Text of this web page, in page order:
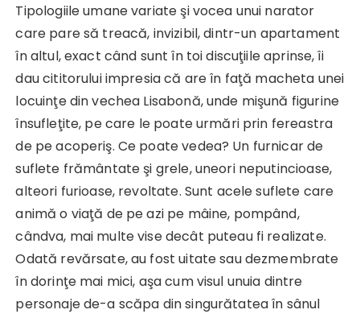
Tipologiile umane variate şi vocea unui narator
care pare să treacă, invizibil, dintr-un apartament
în altul, exact când sunt în toi discuţiile aprinse, îi
dau cititorului impresia că are în faţă macheta unei
locuinţe din vechea Lisabonă, unde mişună figurine
însufleţite, pe care le poate urmări prin fereastra
de pe acoperiş. Ce poate vedea? Un furnicar de
suflete frământate şi grele, uneori neputincioase,
alteori furioase, revoltate. Sunt acele suflete care
animă o viaţă de pe azi pe mâine, pompând,
cândva, mai multe vise decât puteau fi realizate.
Odată revărsate, au fost uitate sau dezmembrate
în dorinţe mai mici, aşa cum visul unuia dintre
personaje de-a scăpa din singurătatea în sânul